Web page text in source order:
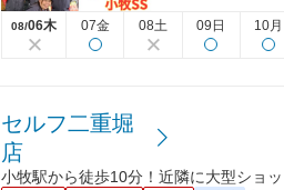
08/06木 07金 08土 09日 10月
セルフ二重堀
店
小牧駅から徒歩10分！近隣に大型ショ